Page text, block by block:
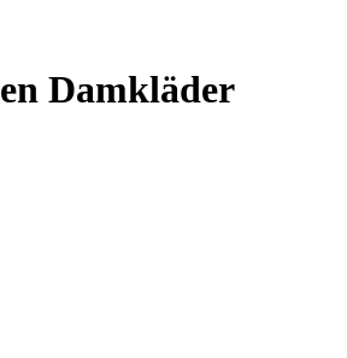
Damkläder